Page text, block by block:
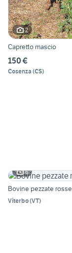
2
Capretto mascio
150 €
Cosenza (CS)
6
Bovine pezzate rosse
Viterbo(VT)